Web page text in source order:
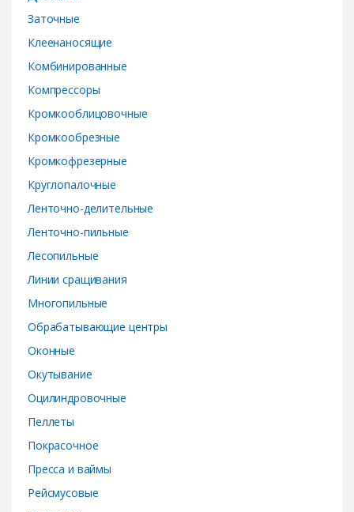
Заточные
Клеенаносящие
Комбинированные
Компрессоры
Кромкооблицовочные
Кромкообрезные
Кромкофрезерные
Круглопалочные
Ленточно-делительные
Ленточно-пильные
Лесопильные
Линии сращивания
Многопильные
Обрабатывающие центры
Оконные
Окутывание
Оцилиндровочные
Пеллеты
Покрасочное
Пресса и ваймы
Рейсмусовые